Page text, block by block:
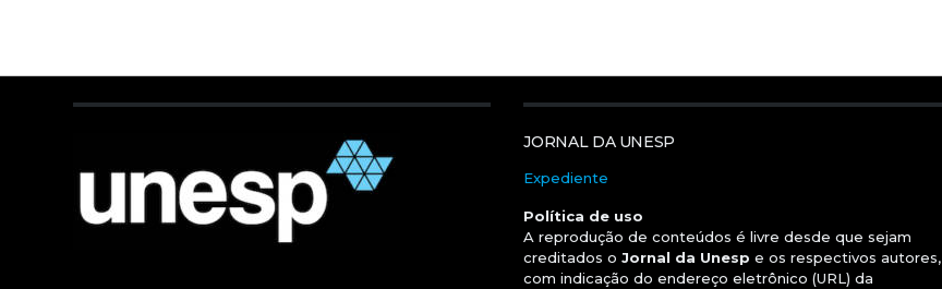
JORNAL DA UNESP
Expediente
Política de uso
A reprodução de conteúdos é livre desde que sejam
creditados oJornal da Unesp e os respectivos autores,
com indicação do endereço eletrônico (URL) da